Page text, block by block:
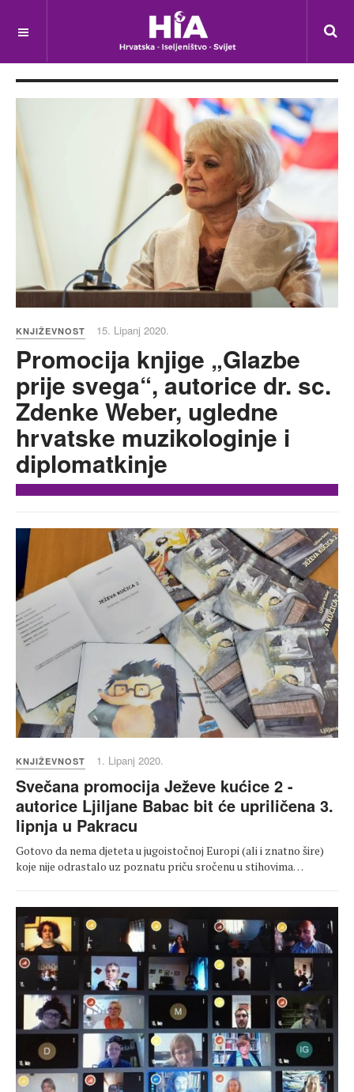
KNJIŽEVNOST 15. Lipanj 2020.
Promocija knjige „Glazbe
prije svega“, autorice dr. sc.
Zdenke Weber, ugledne
hrvatske muzikologinje i
diplomatkinje
KNJIŽEVNOST 1. Lipanj 2020.
Svečana promocija Ježeve kućice 2 -
autorice Ljiljane Babac bit će upriličena 3.
lipnja u Pakracu
Gotovo da nema djeteta u jugoistočnoj Europi (ali i znatno šire)
koje nije odrastalo uz poznatu priču sročenu u stihovima…